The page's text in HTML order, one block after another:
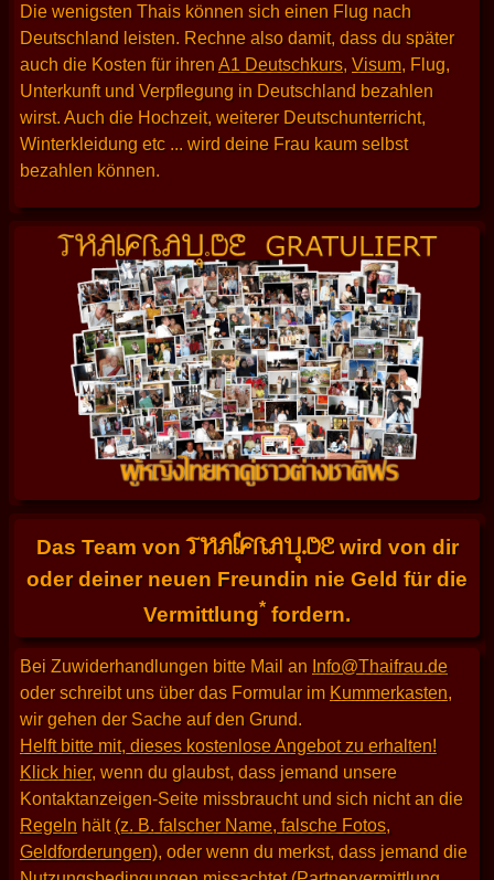
Die wenigsten Thais können sich einen Flug nach
Deutschland leisten. Rechne also damit, dass du später
auch die Kosten für ihrenA1 Deutschkurs, Visum, Flug,
Unterkunft und Verpflegung in Deutschland bezahlen
wirst. Auch die Hochzeit, weiterer Deutschunterricht,
Winterkleidung etc ... wird deine Frau kaum selbst
bezahlen können.
Das Team vonTHAIFRAU.DEwird von dir
oder deiner neuen Freundin nie Geld für die
Vermittlung* fordern.
Bei Zuwiderhandlungen bitte Mail an Info@Thaifrau.de
oder schreibt uns über das Formular im Kummerkasten,
wir gehen der Sache auf den Grund.
Helft bitte mit, dieses kostenlose Angebot zu erhalten!
Klick hier, wenn du glaubst, dass jemand unsere
Kontaktanzeigen-Seite missbraucht und sich nicht an die
Regeln hält (z. B. falscher Name, falsche Fotos,
Geldforderungen), oder wenn du merkst, dass jemand die